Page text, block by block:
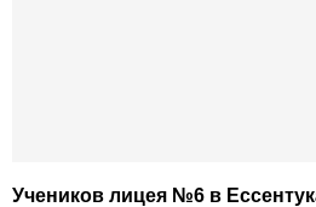
Учеников лицея №6 в